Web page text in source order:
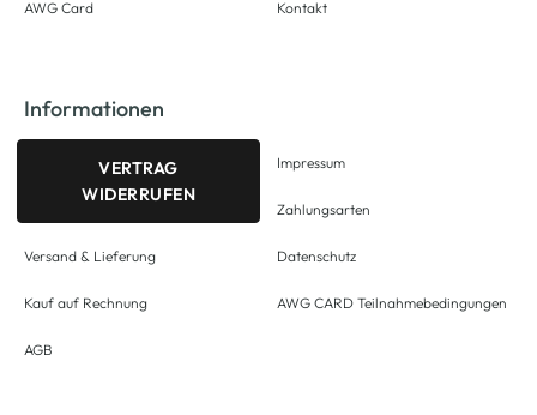
AWG Card Kontakt
Informationen
VERTRAG
WIDERRUFEN
Versand & Lieferung
Kauf auf Rechnung
AGB
Impressum
Zahlungsarten
Datenschutz
AWG CARD Teilnahmebedingungen